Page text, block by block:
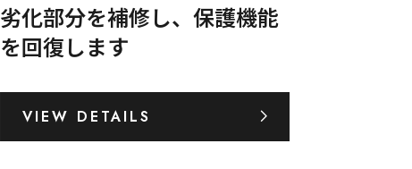
劣化部分を補修し、保護機能
を回復します
VIEW DETAILS